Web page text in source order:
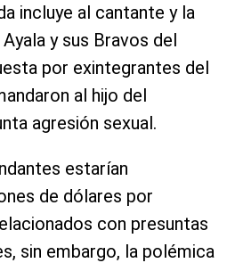
incluye al cantante y la
y sus Bravos del
por exintegrantes del
al hijo del
agresión sexual.
estarían
de dólares por
con presuntas
sin embargo, la polémica